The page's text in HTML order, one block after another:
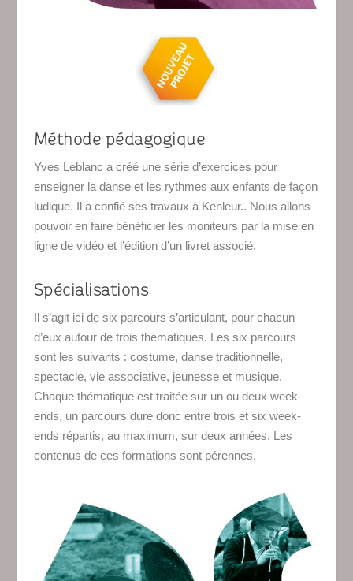
Méthode pédagogique
Yves Leblanc a créé une série d’exercices pour
enseigner la danse et les rythmes aux enfants de façon
ludique. Il a confié ses travaux à Kenleur.. Nous allons
pouvoir en faire bénéficier les moniteurs par la mise en
ligne de vidéo et l’édition d’un livret associé.
Spécialisations
Il s’agit ici de six parcours s’articulant, pour chacun
d’eux autour de trois thématiques. Les six parcours
sont les suivants : costume, danse traditionnelle,
spectacle, vie associative, jeunesse et musique.
Chaque thématique est traitée sur un ou deux week-
ends, un parcours dure donc entre trois et six week-
ends répartis, au maximum, sur deux années. Les
contenus de ces formations sont pérennes.